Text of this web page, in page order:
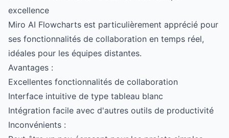
excellence
Miro AI Flowcharts est particulièrement apprécié pour
ses fonctionnalités de collaboration en temps réel,
idéales pour les équipes distantes.
Avantages :
Excellentes fonctionnalités de collaboration
Interface intuitive de type tableau blanc
Intégration facile avec d'autres outils de productivité
Inconvénients :